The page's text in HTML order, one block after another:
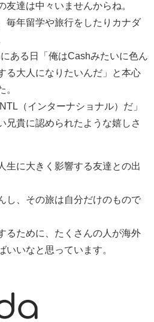
友達は中々いませんからね。
毎年留学や旅行をしたりカナダ
ある日「俺はCashみたいに色ん
る大人になりたいんだ」と本心
。
（インターナショナル）だ」
兄貴に認められたような嬉しさ
生に大きく影響する友達との出
し、その旅は自分だけのもので
るために、たくさんの人が海外
いいなと思っています。